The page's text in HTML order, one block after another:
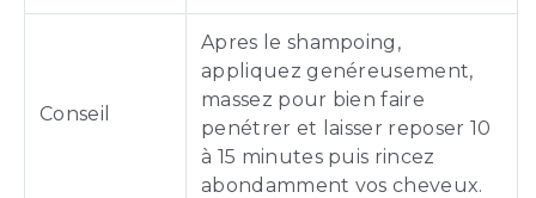
Conseil
Apres le shampoing,
appliquez genéreusement,
massez pour bien faire
penétrer et laisser reposer 10
à 15 minutes puis rincez
abondamment vos cheveux.